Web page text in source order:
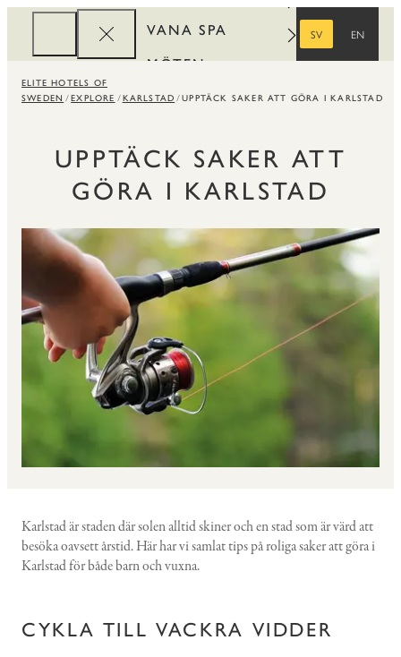
VANA SPA
MÖTEN
FÖRETAG
SV
EN
ELITE HOTELS OF
SWEDEN
EXPLORE KARLSTAD UPPTÄCK SAKER ATT GÖRA I KARLSTAD
UPPTÄCK SAKER ATT
GÖRA I KARLSTAD
Karlstad är staden där solen alltid skiner och en stad som är värd att
besöka oavsett årstid. Här har vi samlat tips på roliga saker att göra i
Karlstad för både barn och vuxna.
CYKLA TILL VACKRA VIDDER